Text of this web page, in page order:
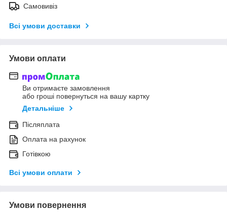
Самовивіз
Всі умови доставки
Умови оплати
Ви отримаєте замовлення
або гроші повернуться на вашу картку
Детальніше
Післяплата
Оплата на рахунок
Готівкою
Всі умови оплати
Умови повернення